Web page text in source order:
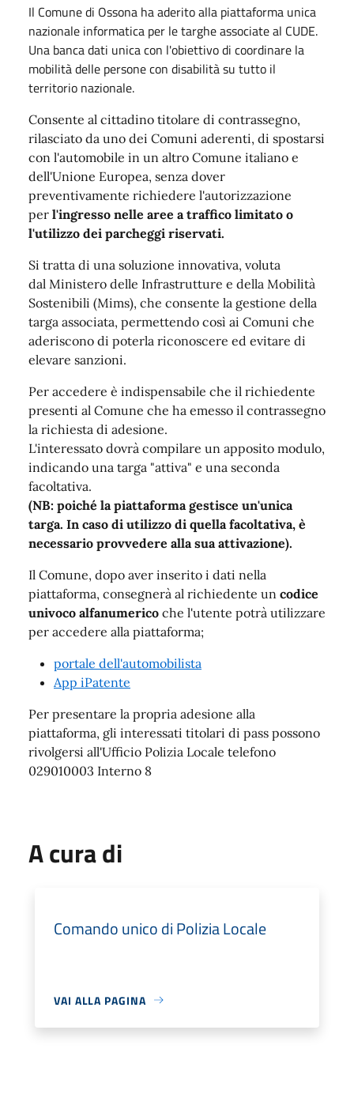
Il Comune di Ossona ha aderito alla piattaforma unica
nazionale informatica per le targhe associate al CUDE.
Una banca dati unica con l'obiettivo di coordinare la
mobilità delle persone con disabilità su tutto il
territorio nazionale.
Consente al cittadino titolare di contrassegno,
rilasciato da uno dei Comuni aderenti, di spostarsi
con l'automobile in un altro Comune italiano e
dell'Unione Europea, senza dover
preventivamente richiedere l'autorizzazione
per l'ingresso nelle aree a traffico limitato o
l'utilizzo dei parcheggi riservati.
Si tratta di una soluzione innovativa, voluta
dal Ministero delle Infrastrutture e della Mobilità
Sostenibili (Mims), che consente la gestione della
targa associata, permettendo così ai Comuni che
aderiscono di poterla riconoscere ed evitare di
elevare sanzioni.
Per accedere è indispensabile che il richiedente
presenti al Comune che ha emesso il contrassegno
la richiesta di adesione.
L'interessato dovrà compilare un apposito modulo,
indicando una targa "attiva" e una seconda
facoltativa.
(NB: poiché la piattaforma gestisce un'unica
targa. In caso di utilizzo di quella facoltativa, è
necessario provvedere alla sua attivazione).
Il Comune, dopo aver inserito i dati nella
piattaforma, consegnerà al richiedente un codice
univoco alfanumerico che l'utente potrà utilizzare
per accedere alla piattaforma;
portale dell'automobilista
App iPatente
Per presentare la propria adesione alla
piattaforma, gli interessati titolari di pass possono
rivolgersi all'Ufficio Polizia Locale telefono
029010003 Interno 8
A cura di
Comando unico di Polizia Locale
VAI ALLA PAGINA